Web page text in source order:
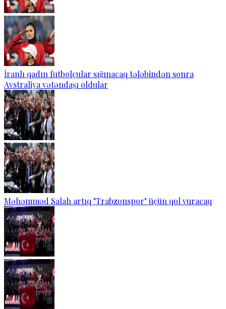
İranlı qadın futbolçular sığınacaq tələbindən sonra
Avstraliya vətəndaşı oldular
Məhəmməd Salah artıq "Trabzonspor" üçün qol vuracaq